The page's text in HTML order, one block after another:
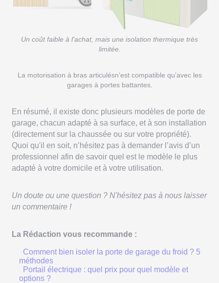
Un coût faible à l'achat, mais une isolation thermique très
limitée.
La motorisation à bras articulésn’est compatible qu’avec les
garages à portes battantes.
En résumé, il existe donc plusieurs modèles de porte de
garage, chacun adapté à sa surface, et à son installation
(directement sur la chaussée ou sur votre propriété).
Quoi qu'il en soit, n’hésitez pas à demander l’avis d’un
professionnel afin de savoir quel est le modèle le plus
adapté à votre domicile et à votre utilisation.
Un doute ou une question ? N'hésitez pas à nous laisser
un commentaire !
La Rédaction vous recommande :
Comment bien isoler la porte de garage du froid ? 5
méthodes
Portail électrique : quel prix pour quel modèle et
options ?